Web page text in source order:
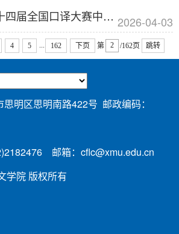
外文学子在第十四届全国口译大赛中勇创佳绩 2026-04-03
4 5 162 下页 第 /162页 跳转
明区思明南路422号 邮政编码：
邮箱：cflc@xmu.edu.cn
学院 版权所有